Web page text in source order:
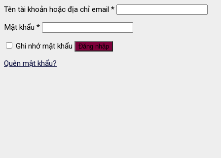
Tên tài khoản hoặc địa chỉ email *
Mật khẩu *
Ghi nhớ mật khẩu Đăng nhập
Quên mật khẩu?